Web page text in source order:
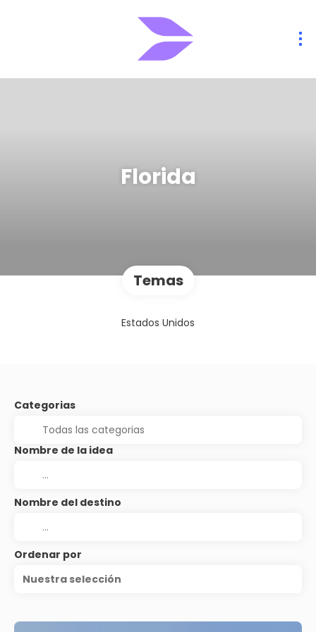
Florida
Temas
Estados Unidos
Categorias
Nombre de la idea
Nombre del destino
Ordenar por
Nuestra selección